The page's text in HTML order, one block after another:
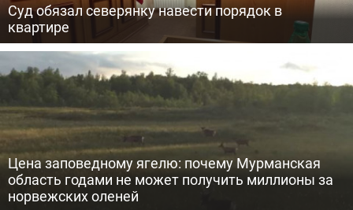
Суд обязал северянку навести порядок в
квартире
Цена заповедному ягелю: почему Мурманская
область годами не может получить миллионы за
норвежских оленей